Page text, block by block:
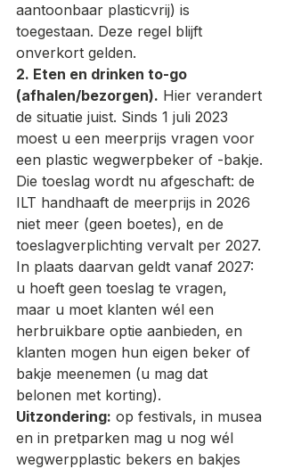
aantoonbaar plasticvrij) is
toegestaan. Deze regel blijft
onverkort gelden.
2. Eten en drinken to-go
(afhalen/bezorgen). Hier verandert
de situatie juist. Sinds 1 juli 2023
moest u een meerprijs vragen voor
een plastic wegwerpbeker of -bakje.
Die toeslag wordt nu afgeschaft: de
ILT handhaaft de meerprijs in 2026
niet meer (geen boetes), en de
toeslagverplichting vervalt per 2027.
In plaats daarvan geldt vanaf 2027:
u hoeft geen toeslag te vragen,
maar u moet klanten wél een
herbruikbare optie aanbieden, en
klanten mogen hun eigen beker of
bakje meenemen (u mag dat
belonen met korting).
Uitzondering: op festivals, in musea
en in pretparken mag u nog wél
wegwerpplastic bekers en bakjes